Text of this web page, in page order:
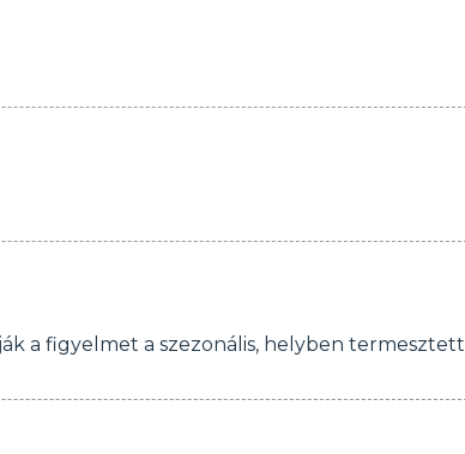
a figyelmet a szezonális, helyben termesztett